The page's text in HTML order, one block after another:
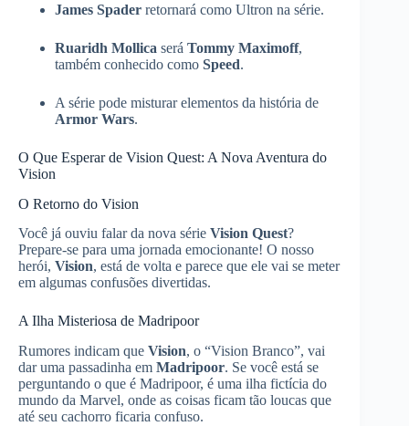
James Spader retornará como Ultron na série.
Ruaridh Mollica será Tommy Maximoff,
também conhecido como Speed.
A série pode misturar elementos da história de
Armor Wars.
O Que Esperar de Vision Quest: A Nova Aventura do
Vision
O Retorno do Vision
Você já ouviu falar da nova série Vision Quest?
Prepare-se para uma jornada emocionante! O nosso
herói, Vision, está de volta e parece que ele vai se meter
em algumas confusões divertidas.
A Ilha Misteriosa de Madripoor
Rumores indicam que Vision, o “Vision Branco”, vai
dar uma passadinha em Madripoor. Se você está se
perguntando o que é Madripoor, é uma ilha fictícia do
mundo da Marvel, onde as coisas ficam tão loucas que
até seu cachorro ficaria confuso.